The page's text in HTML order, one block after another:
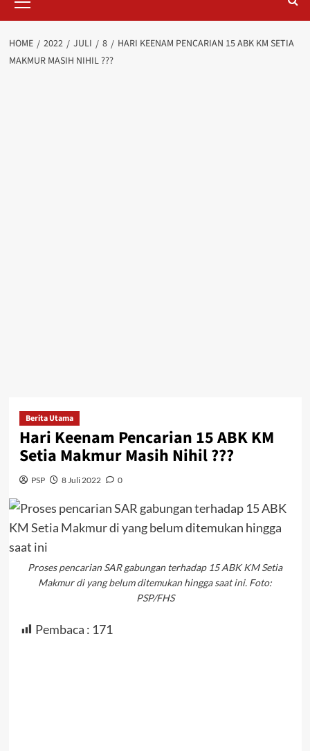
Menu
HOME 2022 JULI 8
HARI KEENAM PENCARIAN 15 ABK KM SETIA
MAKMUR MASIH NIHIL ???
Berita Utama
Hari Keenam Pencarian 15 ABK KM
Setia Makmur Masih Nihil ???
PSP 8 Juli 2022 0
Proses pencarian SAR gabungan terhadap 15 ABK KM Setia
Makmur di yang belum ditemukan hingga saat ini. Foto:
PSP/FHS
Pembaca : 171